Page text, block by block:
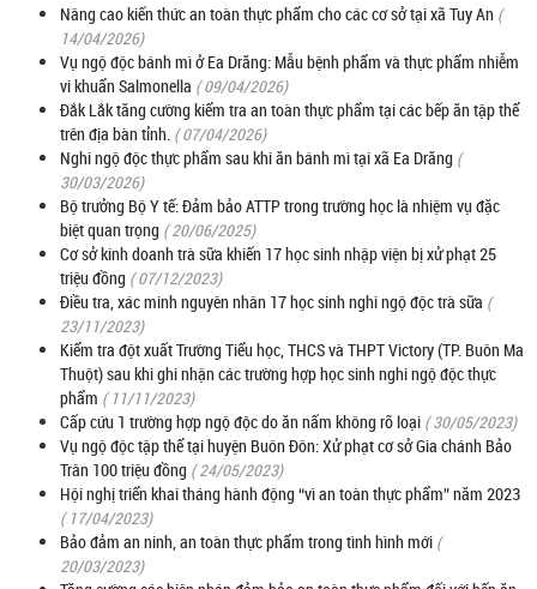
Nâng cao kiến thức an toàn thực phẩm cho các cơ sở tại xã Tuy An (
14/04/2026)
Vụ ngộ độc bánh mì ở Ea Drăng: Mẫu bệnh phẩm và thực phẩm nhiễm
vi khuẩn Salmonella ( 09/04/2026)
Đắk Lắk tăng cường kiểm tra an toàn thực phẩm tại các bếp ăn tập thể
trên địa bàn tỉnh. ( 07/04/2026)
Nghi ngộ độc thực phẩm sau khi ăn bánh mì tại xã Ea Drăng (
30/03/2026)
Bộ trưởng Bộ Y tế: Đảm bảo ATTP trong trường học là nhiệm vụ đặc
biệt quan trọng ( 20/06/2025)
Cơ sở kinh doanh trà sữa khiến 17 học sinh nhập viện bị xử phạt 25
triệu đồng ( 07/12/2023)
Điều tra, xác minh nguyên nhân 17 học sinh nghi ngộ độc trà sữa (
23/11/2023)
Kiểm tra đột xuất Trường Tiểu học, THCS và THPT Victory (TP. Buôn Ma
Thuột) sau khi ghi nhận các trường hợp học sinh nghi ngộ độc thực
phẩm ( 11/11/2023)
Cấp cứu 1 trường hợp ngộ độc do ăn nấm không rõ loại ( 30/05/2023)
Vụ ngộ độc tập thể tại huyện Buôn Đôn: Xử phạt cơ sở Gia chánh Bảo
Trân 100 triệu đồng ( 24/05/2023)
Hội nghị triển khai tháng hành động “vì an toàn thực phẩm” năm 2023
( 17/04/2023)
Bảo đảm an ninh, an toàn thực phẩm trong tình hình mới (
20/03/2023)